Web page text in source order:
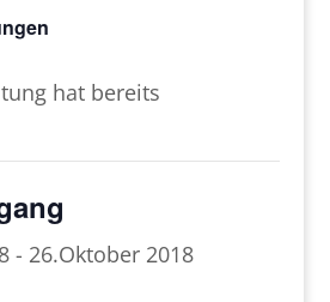
hat bereits
- 26.Oktober 2018